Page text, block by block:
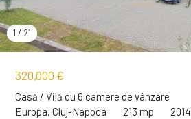
320,000 €
Casă / Vilă cu 6 camere de vânzare
Europa, Cluj-Napoca
213 mp 2014
1 / 21